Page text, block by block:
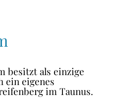
besitzt als einzige
ein eigenes
im Taunus.